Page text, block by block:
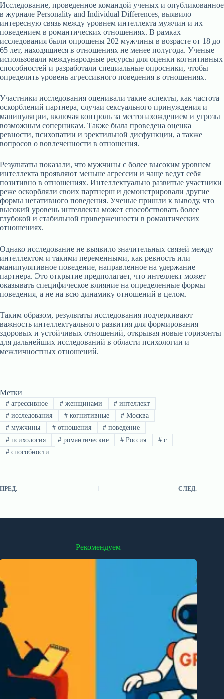
Исследование, проведенное командой ученых и опубликованное
в журнале Personality and Individual Differences, выявило
интересную связь между уровнем интеллекта мужчин и их
поведением в романтических отношениях. В рамках
исследования были опрошены 202 мужчины в возрасте от 18 до
65 лет, находящиеся в отношениях не менее полугода. Ученые
использовали международные ресурсы для оценки когнитивных
способностей и разработали специальные опросники, чтобы
определить уровень агрессивного поведения в отношениях.
Участники исследования оценивали такие аспекты, как частота
оскорблений партнера, случаи сексуального принуждения и
манипуляции, включая контроль за местонахождением и угрозы
возможным соперникам. Также была проведена оценка
ревности, психопатии и эректильной дисфункции, а также
вопросов о вовлеченности в отношения.
Результаты показали, что мужчины с более высоким уровнем
интеллекта проявляют меньше агрессии и чаще ведут себя
позитивно в отношениях. Интеллектуально развитые участники
реже оскорбляли своих партнерш и демонстрировали другие
формы негативного поведения. Ученые пришли к выводу, что
высокий уровень интеллекта может способствовать более
глубокой и стабильной приверженности в романтических
отношениях.
Однако исследование не выявило значительных связей между
интеллектом и такими переменными, как ревность или
манипулятивное поведение, направленное на удержание
партнера. Это открытие предполагает, что интеллект может
оказывать специфическое влияние на определенные формы
поведения, а не на всю динамику отношений в целом.
Таким образом, результаты исследования подчеркивают
важность интеллектуального развития для формирования
здоровых и устойчивых отношений, открывая новые горизонты
для дальнейших исследований в области психологии и
межличностных отношений.
Метки
#агрессивное #женщинами # интеллект
#исследования #когнитивные # Москва
#мужчины #отношения # поведение
#психология #романтические # Россия # с
#способности
ПРЕД. СЛЕД.
Рекомендуем